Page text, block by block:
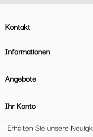
Kontakt
Informationen
Angebote
Ihr Konto
Erhalten Sie unsere